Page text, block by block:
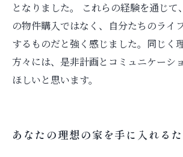
となりました。 これらの経験を通じて
の物件購入ではなく、自分たちのライ
するものだと強く感じました。同じく
方々には、是非計画とコミュニケーシ
ほしいと思います。
あなたの理想の家を手に入れる